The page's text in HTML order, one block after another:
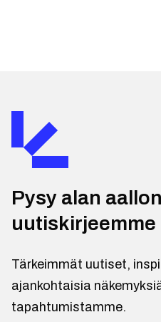
Pysy alan
uutiskirjeemme
Tärkeimmät uutiset,
ajankohtaisia
tapahtumistamme.